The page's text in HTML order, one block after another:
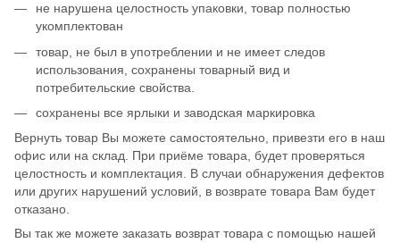
не нарушена целостность упаковки, товар полностью
укомплектован
товар, не был в употреблении и не имеет следов
использования, сохранены товарный вид и
потребительские свойства.
сохранены все ярлыки и заводская маркировка
Вернуть товар Вы можете самостоятельно, привезти его в наш
офис или на склад. При приёме товара, будет проверяться
целостность и комплектация. В случаи обнаружения дефектов
или других нарушений условий, в возврате товара Вам будет
отказано.
Вы так же можете заказать возврат товара с помощью нашей